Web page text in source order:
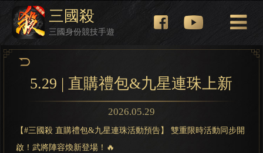
三國殺
三國身份競技手遊
5.29 | 直購禮包&九星連珠上新
2026.05.29
【#三國殺 直購禮包&九星連珠活動預告】 雙重限時活動同步開
啟！武將陣容煥新登場！🔥